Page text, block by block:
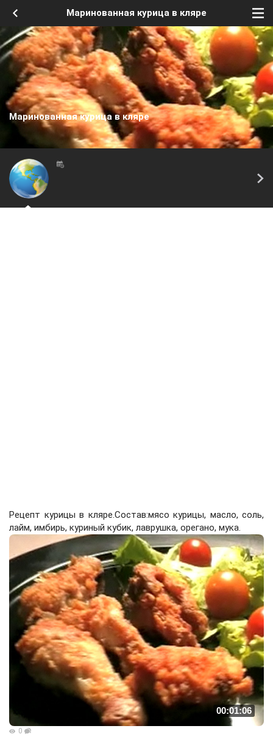
Маринованная курица в кляре
Маринованная курица в кляре
Рецепт курицы в кляре.Состав:мясо курицы, масло, соль,
лайм, имбирь, куриный кубик, лаврушка, орегано, мука.
00:01:06
0